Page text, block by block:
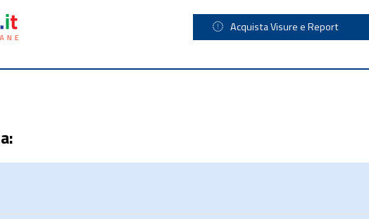
Acquista Visure e Report